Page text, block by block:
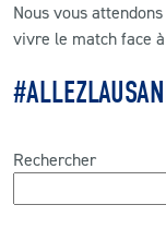
Nous vous
vivre le match face
Rechercher